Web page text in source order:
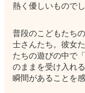
熱く優しいものでし
普段のこどもたち
士さんたち。彼女
たちの遊びの中で
のままを受け入れ
瞬間があることを